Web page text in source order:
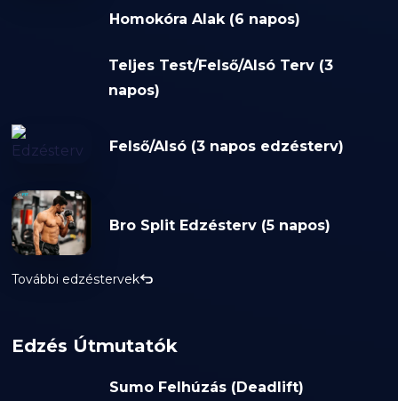
Homokóra Alak (6 napos)
Teljes Test/Felső/Alsó Terv (3
napos)
Felső/Alsó (3 napos edzésterv)
Bro Split Edzésterv (5 napos)
További edzéstervek
Edzés Útmutatók
Sumo Felhúzás (Deadlift)